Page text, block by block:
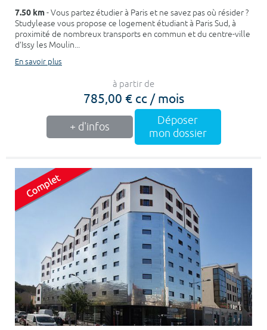
7.50 km- Vous partez étudier à Paris et ne savez pas où résider ?
Studylease vous propose ce logement étudiant à Paris Sud, à
proximité de nombreux transports en commun et du centre-ville
d’Issy les Moulin...
En savoir plus
à partir de
785,00 € cc / mois
+ d'infos
Déposer
mon dossier